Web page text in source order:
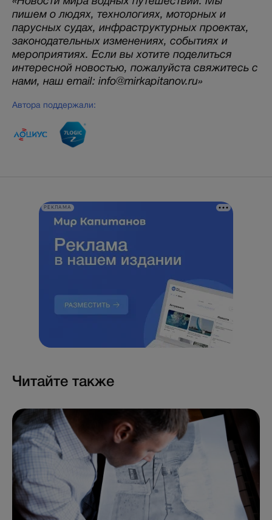
пишем о людях, технологиях, моторных и
парусных судах, инфраструктурных проектах,
законодательных изменениях, событиях и
мероприятиях. Если вы хотите поделиться
интересной новостью, пожалуйста свяжитесь с
нами, наш email: info@mirkapitanov.ru»
Автора поддержали:
РЕКЛАМА
Читайте также